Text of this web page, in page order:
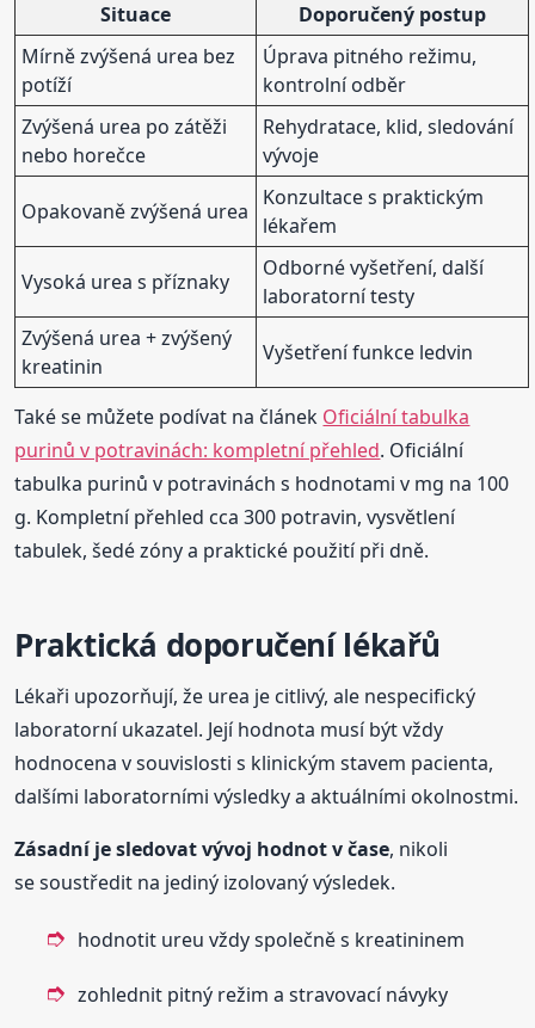
Situace
Doporučený postup
Mírně zvýšená urea bez
potíží
Úprava pitného režimu,
kontrolní odběr
Zvýšená urea po zátěži
nebo horečce
Rehydratace, klid, sledování
vývoje
Opakovaně zvýšená urea
Konzultace s praktickým
lékařem
Vysoká urea s příznaky
Odborné vyšetření, další
laboratorní testy
Zvýšená urea + zvýšený
kreatinin
Vyšetření funkce ledvin
Také se můžete podívat na článek Oficiální tabulka
purinů v potravinách: kompletní přehled. Oficiální
tabulka purinů v potravinách s hodnotami v mg na 100
g. Kompletní přehled cca 300 potravin, vysvětlení
tabulek, šedé zóny a praktické použití při dně.
Praktická doporučení lékařů
Lékaři upozorňují, že urea je citlivý, ale nespecifický
laboratorní ukazatel. Její hodnota musí být vždy
hodnocena v souvislosti s klinickým stavem pacienta,
dalšími laboratorními výsledky a aktuálními okolnostmi.
Zásadní je sledovat vývoj hodnot v čase, nikoli
se soustředit na jediný izolovaný výsledek.
hodnotit ureu vždy společně s kreatininem
zohlednit pitný režim a stravovací návyky